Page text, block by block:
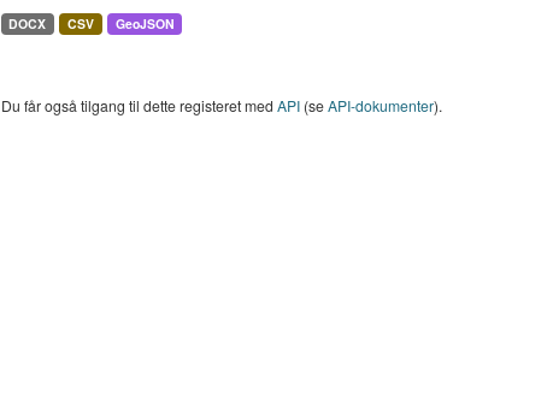
DOCX CSV GeoJSON
Du får også tilgang til dette registeret med API(seAPI-dokumenter).